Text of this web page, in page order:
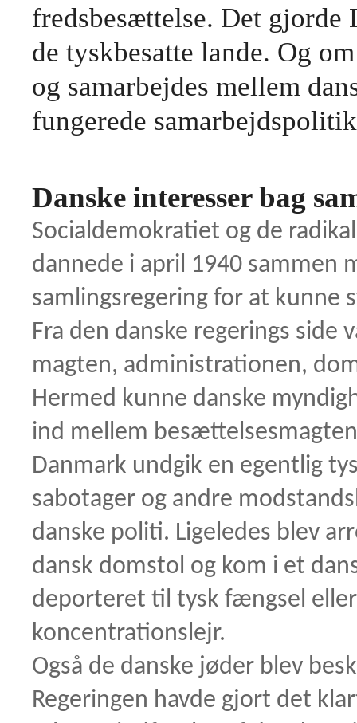
fredsbesættelse. Det
de tyskbesatte lande. Og
og samarbejdes mellem
fungerede
Danske interesser bag
Socialdemokratiet og de
dannede i april 1940 sammen
samlingsregering for at kunne
Fra den danske regerings side
magten, administrationen,
Hermed kunne danske
ind mellem
Danmark undgik en egentlig
sabotager og andre
danske politi. Ligeledes blev
dansk domstol og kom i et
deporteret til tysk fængsel eller
Også de danske jøder blev
Regeringen havde gjort det